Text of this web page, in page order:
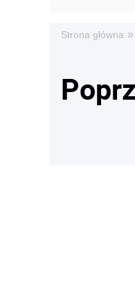
Strona główna »